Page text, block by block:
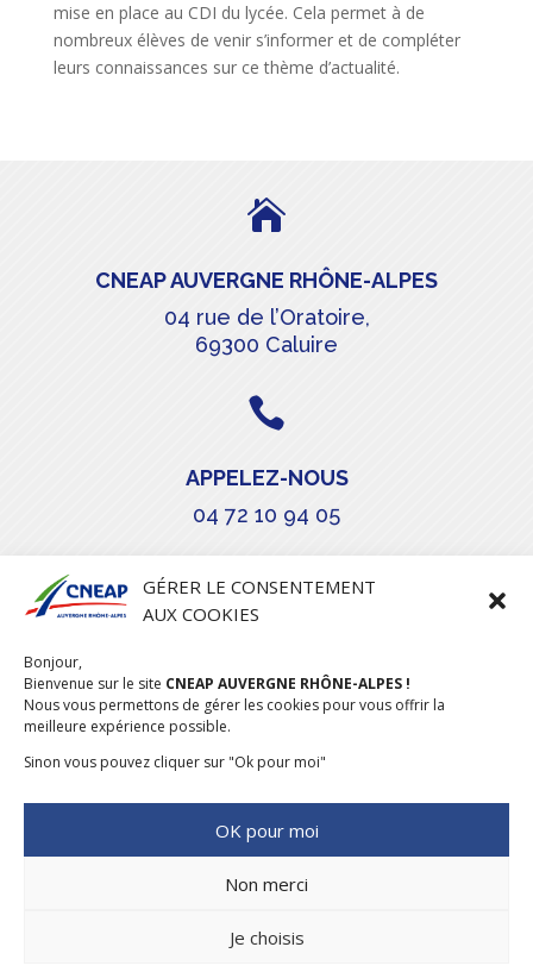
GÉRER LE CONSENTEMENT
AUX COOKIES
Bonjour,
Bienvenue sur le site CNEAP AUVERGNE RHÔNE-ALPES !
Nous vous permettons de gérer les cookies pour vous offrir la
meilleure expérience possible.
Sinon vous pouvez cliquer sur "Ok pour moi"
OK pour moi
Non merci
Je choisis
mise en place au CDI du lycée. Cela permet à de
nombreux élèves de venir s’informer et de compléter
leurs connaissances sur ce thème d’actualité.

CNEAP AUVERGNE RHÔNE-ALPES
04 rue de l’Oratoire,
69300 Caluire

APPELEZ-NOUS
04 72 10 94 05

stephanie.maillot@cneap.fr